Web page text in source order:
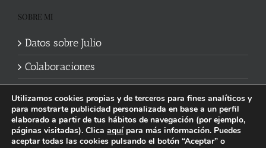
SOBRE MI
Datos sobre Julio
Colaboraciones
Utilizamos cookies propias y de terceros para fines analíticos y
para mostrarte publicidad personalizada en base a un perfil
elaborado a partir de tus hábitos de navegación (por ejemplo,
páginas visitadas). Clica aquípara más información. Puedes
aceptar todas las cookies pulsando el botón “Aceptar” o